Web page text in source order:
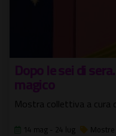
Dopo le sei di
magico
Mostra collettiva a cura
14 mag - 24 lug Mostre